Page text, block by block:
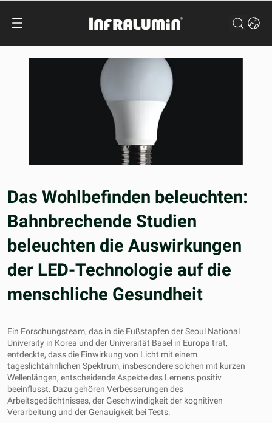
Das Wohlbefinden beleuchten:
Bahnbrechende Studien
beleuchten die Auswirkungen
der LED-Technologie auf die
menschliche Gesundheit
Ein Forschungsteam, das in die Fußstapfen der Seoul National
University in Korea und der Universität Basel in Europa trat,
entdeckte, dass die Einwirkung von Licht mit einem
tageslichtähnlichen Spektrum, insbesondere solchen mit kurzen
Wellenlängen, entscheidende Aspekte des Lernens positiv
beeinflusst. Dazu gehören Verbesserungen des
Arbeitsgedächtnisses, der Geschwindigkeit der kognitiven
Verarbeitung und der Genauigkeit bei Tests.